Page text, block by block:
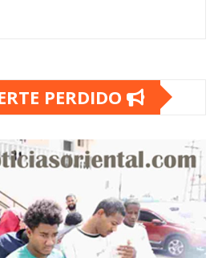
PERDIDO